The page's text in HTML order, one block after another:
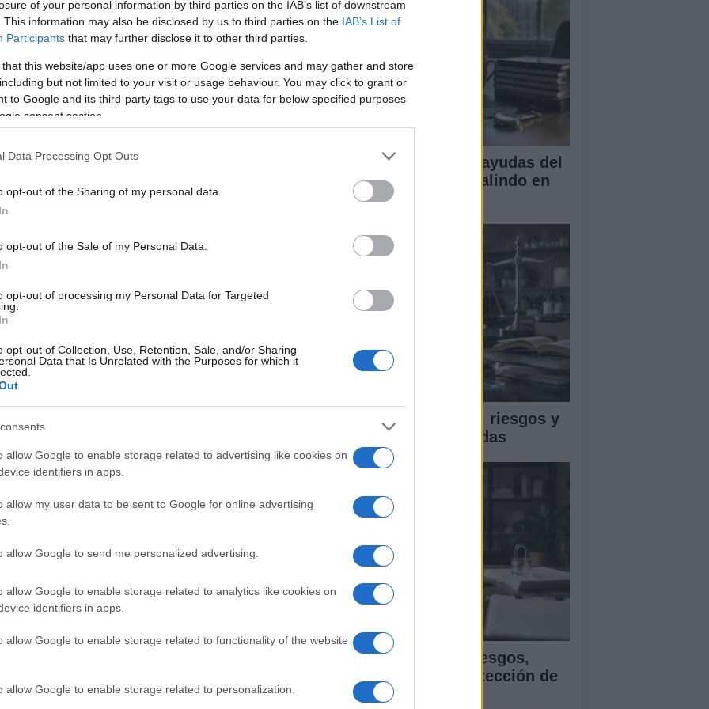
of your personal information by third parties on the IAB’s list of downstream
This information may also be disclosed by us to third parties on the IAB’s List of
Participants that may further disclose it to other third parties.
that this website/app uses one or more Google services and may gather and store
but not limited to your visit or usage behaviour. You may click to grant or
to Google and its third-party tags to use your data for below specified purposes
consent section.
Data Processing Opt Outs
opt-out of the Sharing of my personal data.
opt-out of the Sale of my Personal Data.
opt-out of processing my Personal Data for Targeted
opt-out of Collection, Use, Retention, Sale, and/or Sharing
Data that Is Unrelated with the Purposes for which it
allow Google to enable storage related to advertising like cookies on
identifiers in apps.
allow my user data to be sent to Google for online advertising
allow Google to send me personalized advertising.
allow Google to enable storage related to analytics like cookies on
identifiers in apps.
allow Google to enable storage related to functionality of the website
allow Google to enable storage related to personalization.
técnicas y permite que las diferencias detectadas
en el laboratorio
por una secuencia rigurosa. Primero se realiza
las habas partidas: se evalúa la fermentación y la
las habas se
aromáticos; se separan las cáscaras para
un chocolate templado y envasado en papel dorado
una plantilla entrenada y procedimientos
como
que requieren destreza física y sensorial.
astringenciay notas aromáticas (frutales,
de protocolo físico y evaluación profesional
entre lotes.
cadenas de valor
estandarización pretende transformar economías
UJA obtiene cuatro ayudas del
programa Beatriz Galindo en
2026
Ética en IA: marcos, riesgos y
mitigaciones aplicadas
Guía para evaluar sesgos,
transparencia y protección de
datos en IA